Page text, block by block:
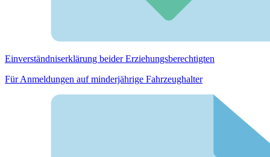
Einverständnis­erklärung beider Erziehungs­berechtigten
Für Anmeldungen auf minderjährige Fahrzeughalter